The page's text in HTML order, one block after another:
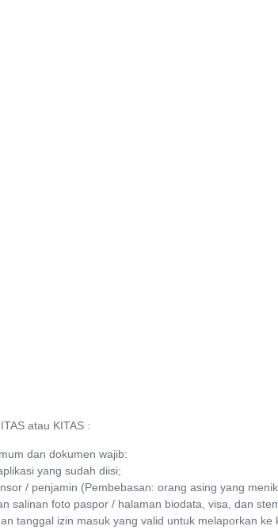
atau KITAS :
dan dokumen wajib:
yang sudah diisi;
/ penjamin (Pembebasan: orang asing yang
salinan foto paspor / halaman biodata, visa, dan
tanggal izin masuk yang valid untuk melaporkan